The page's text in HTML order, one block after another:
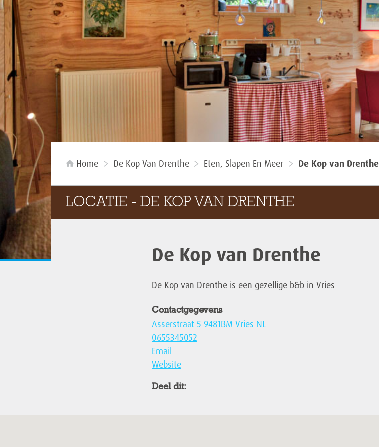
Home De Kop Van Drenthe Eten, Slapen En Meer De Kop van Drenthe
LOCATIE - DE KOP VAN DRENTHE
De Kop van Drenthe
De Kop van Drenthe is een gezellige b&b in Vries
Contactgegevens
Asserstraat 5 9481BM Vries NL
0655345052
Email
Website
Deel dit: